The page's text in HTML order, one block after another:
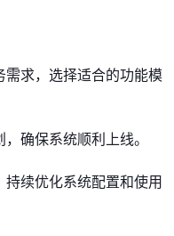
需求，选择适合的功能模
确保系统顺利上线。
续优化系统配置和使用